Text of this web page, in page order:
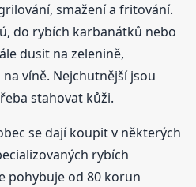
smažení a fritování.
do rybích karbanátků nebo
dusit na zelenině,
víně. Nejchutnější jsou
stahovat kůži.
se dají koupit v některých
rybích
pohybuje od 80 korun